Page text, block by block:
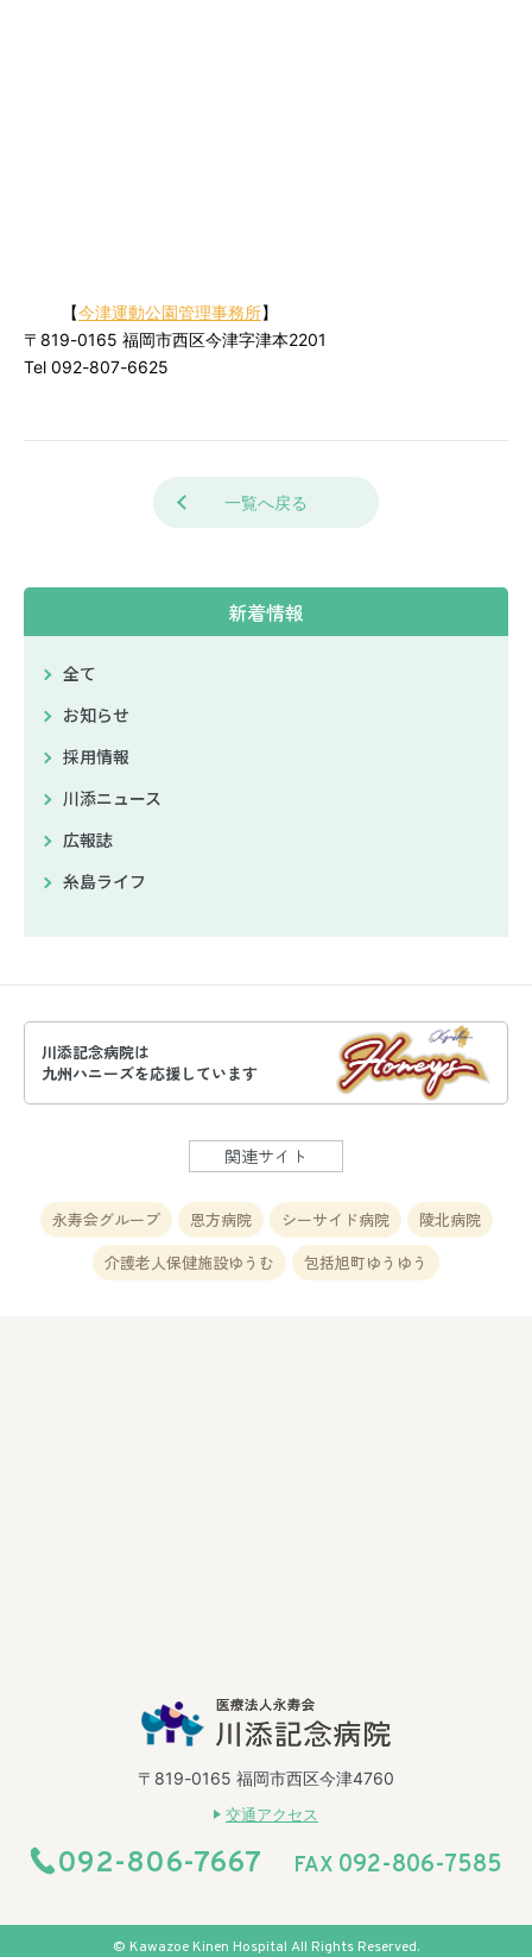
新着情報
全て
お知らせ
採用情報
川添ニュース
広報誌
糸島ライフ
【今津運動公園管理事務所】
〒819-0165 福岡市西区今津字津本2201
Tel 092-807-6625
一覧へ戻る
川添記念病院は
九州ハニーズを応援しています
関連サイト
永寿会グループ 恩方病院 シーサイド病院
陵北病院
介護老人保健施設ゆうむ
包括旭町ゆうゆう
〒819-0165 福岡市西区今津4760
交通アクセス
092-806-7667 FAX 092-806-7585
© Kawazoe Kinen Hospital All Rights Reserved.